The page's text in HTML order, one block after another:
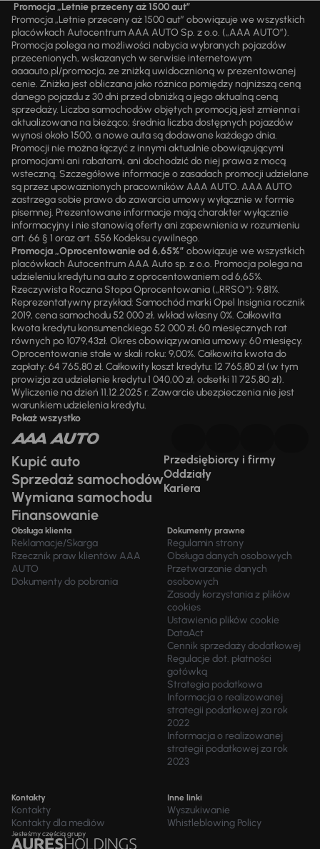
Promocja „Letnie przeceny aż 1500 aut”
Promocja „Letnie przeceny aż 1500 aut” obowiązuje we wszystkich
placówkach Autocentrum AAA AUTO Sp. z o.o. („AAA AUTO”).
Promocja polega na możliwości nabycia wybranych pojazdów
przecenionych, wskazanych w serwisie internetowym
aaaauto.pl/promocja, ze zniżką uwidocznioną w prezentowanej
cenie. Zniżka jest obliczana jako różnica pomiędzy najniższą ceną
danego pojazdu z 30 dni przed obniżką a jego aktualną ceną
sprzedaży. Liczba samochodów objętych promocją jest zmienna i
aktualizowana na bieżąco; średnia liczba dostępnych pojazdów
wynosi około 1500, a nowe auta są dodawane każdego dnia.
Promocji nie można łączyć z innymi aktualnie obowiązującymi
promocjami ani rabatami, ani dochodzić do niej prawa z mocą
wsteczną. Szczegółowe informacje o zasadach promocji udzielane
są przez upoważnionych pracowników AAA AUTO. AAA AUTO
zastrzega sobie prawo do zawarcia umowy wyłącznie w formie
pisemnej. Prezentowane informacje mają charakter wyłącznie
informacyjny i nie stanowią oferty ani zapewnienia w rozumieniu
art. 66 § 1 oraz art. 556 Kodeksu cywilnego.
Promocja „Oprocentowanie od 6,65%” obowiązuje we wszystkich
placówkach Autocentrum AAA Auto sp. z o.o. Promocja polega na
udzieleniu kredytu na auto z oprocentowaniem od 6,65%.
Rzeczywista Roczna Stopa Oprocentowania („RRSO“): 9,81%.
Reprezentatywny przykład: Samochód marki Opel Insignia rocznik
2019, cena samochodu 52 000 zł, wkład własny 0%. Całkowita
kwota kredytu konsumenckiego 52 000 zł, 60 miesięcznych rat
równych po 1079,43zł. Okres obowiązywania umowy: 60 miesięcy.
Oprocentowanie stałe w skali roku: 9,00%. Całkowita kwota do
zapłaty: 64 765,80 zł. Całkowity koszt kredytu: 12 765,80 zł (w tym
prowizja za udzielenie kredytu 1 040,00 zł, odsetki 11 725,80 zł).
Wyliczenie na dzień 11.12.2025 r. Zawarcie ubezpieczenia nie jest
warunkiem udzielenia kredytu.
Pokaż wszystko
Kupić auto
Sprzedaż samochodów
Wymiana samochodu
Finansowanie
Przedsiębiorcy i firmy
Oddziały
Kariera
Obsługa klienta
Reklamacje/Skarga
Rzecznik praw klientów AAA
AUTO
Dokumenty do pobrania
Dokumenty prawne
Regulamin strony
Obsługa danych osobowych
Przetwarzanie danych
osobowych
Zasady korzystania z plików
cookies
Ustawienia plików cookie
DataAct
Cennik sprzedaży dodatkowej
Regulacje dot. płatności
gotówką
Strategia podatkowa
Informacja o realizowanej
strategii podatkowej za rok
2022
Informacja o realizowanej
strategii podatkowej za rok
2023
Kontakty
Kontakty
Kontakty dla mediów
Inne linki
Wyszukiwanie
Whistleblowing Policy
Jesteśmy częścią grupy